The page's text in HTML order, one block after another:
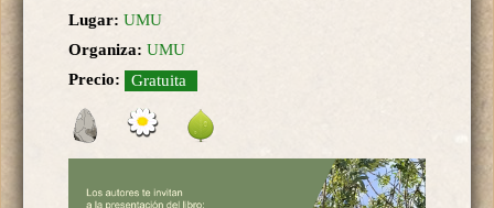
Lugar: UMU
Organiza: UMU
Precio:
Gratuita